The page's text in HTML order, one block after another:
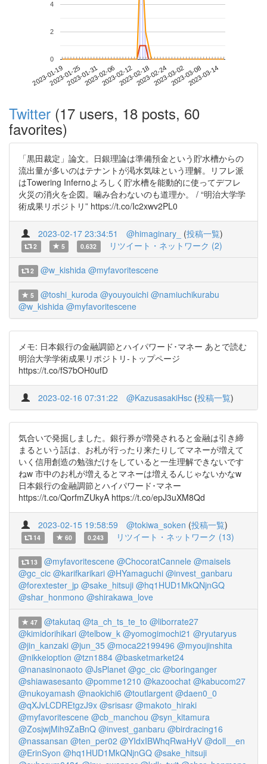
2023-01-192023-01-252023-01-312023-02-062023-02-122023-02-182023-02-242023-03-022023-03-082023-03-14
0
2
4
Twitter (17 users, 18 posts, 60
favorites)
「黒田裁定」論文。日銀理論は準備預金という貯水槽からの
流出量が多いのはテナントが渇水気味という理解。リフレ派
はTowering Infernoよろしく貯水槽を能動的に使ってデフレ
火災の消火を企図。噛み合わないのも道理か。 / “明治大学学
術成果リポジトリ” https://t.co/Ic2xwv2PL0
2023-02-17 23:34:51 @himaginary_ (投稿一覧)
2 5 0.632 リツイート・ネットワーク (2)
2 @w_kishida @myfavoritescene
5 @toshi_kuroda @youyouichi @namiuchikurabu
@w_kishida @myfavoritescene
メモ: 日本銀行の金融調節とハイパワード･マネー あとで読む
明治大学学術成果リポジトリ-トップページ
https://t.co/fS7bOH0ufD
2023-02-16 07:31:22 @KazusasakiHsc (投稿一覧)
気合いで発掘しました。銀行券が増発されると金融は引き締
まるという話は、お札が行ったり来たりしてマネーが増えて
いく信用創造の勉強だけをしていると一生理解できないです
ねw 市中のお札が増えるとマネーは増えるんじゃないかなw
日本銀行の金融調節とハイパワード･マネー
https://t.co/QorfmZUkyA https://t.co/epJ3uXM8Qd
2023-02-15 19:58:59 @tokiwa_soken (投稿一覧)
14 60 0.243 リツイート・ネットワーク (13)
13 @myfavoritescene @ChocoratCannele @maisels
@gc_cic @karifkarikari @HYamaguchi @invest_ganbaru
@forextester_jp @sake_hitsuji @hq1HUD1MkQNjnGQ
@shar_honmono @shirakawa_love
47 @takutaq @ta_ch_ts_te_to @liborrate27
@kimidorihikari @telbow_k @yomogimochi21 @ryutaryus
@jin_kanzaki @jun_35 @moca22199496 @myoujinshita
@nikkeioption @tzn1884 @basketmarket24
@nanasinonaoto @JsPlanet @gc_cic @boringanger
@shiawasesanto @pomme1210 @kazoochat @kabucom27
@nukoyamash @naokichi6 @toutlargent @daen0_0
@qXJvLCDREtgzJ9x @srisasr @makoto_hiraki
@myfavoritescene @cb_manchou @syn_kitamura
@ZosjwjMih9ZaBnQ @invest_ganbaru @birdracing16
@nassansan @ten_per02 @YIdxIBWhqRwaHyV @doll__en
@ErinSyon @hq1HUD1MkQNjnGQ @sake_hitsuji